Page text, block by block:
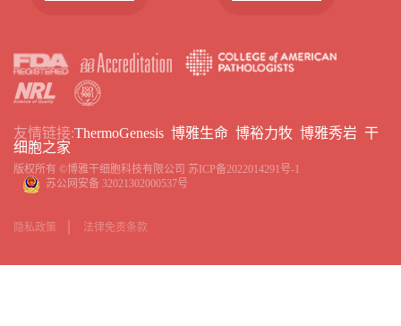
友情链接:ThermoGenesis 博雅生命 博裕力牧 博雅秀岩 干
细胞之家
版权所有 ©博雅干细胞科技有限公司 苏ICP备2022014291号-1
苏公网安备 32021302000537号
隐私政策 法律免责条款